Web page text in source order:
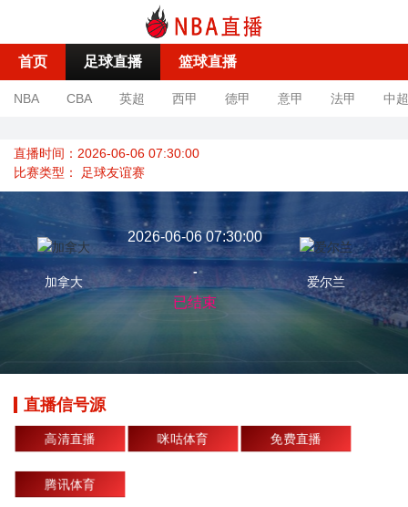
首页 足球直播 篮球直播
NBA CBA 英超 西甲 德甲 意甲 法甲 中超
直播时间：2026-06-06 07:30:00
比赛类型： 足球友谊赛
加拿大
2026-06-06 07:30:00
-
已结束
爱尔兰
直播信号源
高清直播 咪咕体育 免费直播
腾讯体育